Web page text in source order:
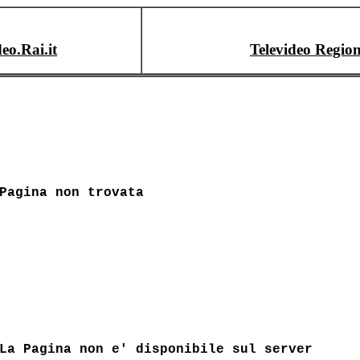
Televideo
Pagina non trovata
La Pagina non e' disponibile sul server